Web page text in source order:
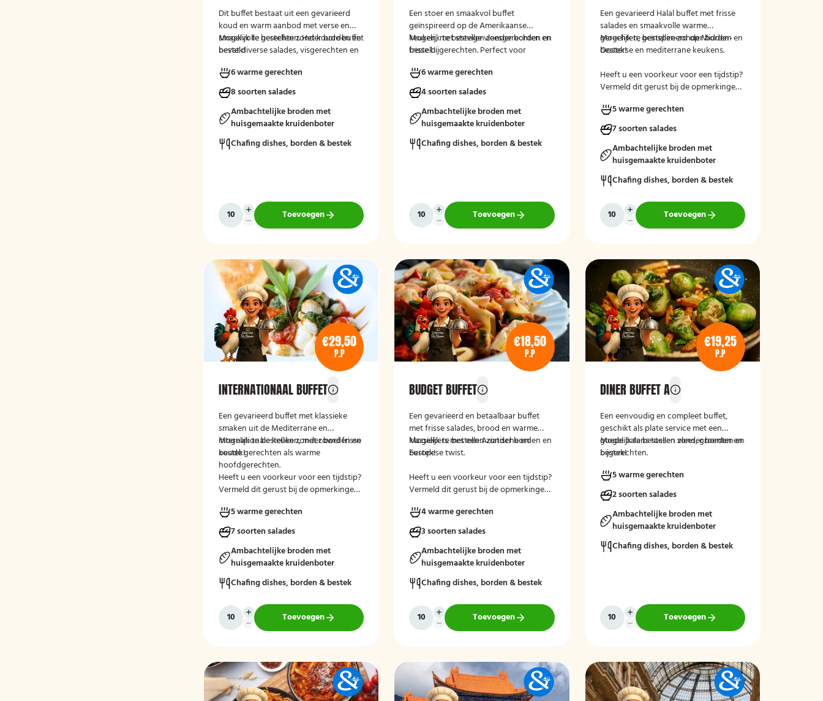
Dit buffet bestaat uit een gevarieerd
koud en warm aanbod met verse en
smaakvolle gerechten. Het koude buffet
bevat diverse salades, visgerechten en
een fruitsalade. Het warme buffet biedt
vlees-, vis- en groentegerechten zoals
eendenborst, gamba’s, biefstukreepjes
en buikspek, geserveerd met
bijgerechten zoals gewokte groenten
en aardappeltjes.
Mogelijk te bestellen zonder borden en
bestek!
6 warme gerechten
8 soorten salades
Ambachtelijke broden met
huisgemaakte kruidenboter
Chafing dishes, borden & bestek
Toevoegen
Een stoer en smaakvol buffet
geïnspireerd op de Amerikaanse
keuken, met stevige vleesgerechten en
frisse bijgerechten. Perfect voor
Mogelijk te bestellen zonder borden en
bestek!
6 warme gerechten
4 soorten salades
Ambachtelijke broden met
huisgemaakte kruidenboter
Chafing dishes, borden & bestek
Toevoegen
Een gevarieerd Halal buffet met frisse
salades en smaakvolle warme
gerechten, geïnspireerd op Midden-
Oosterse en mediterrane keukens.
Mogelijk te bestellen zonder borden en
bestek!
Heeft u een voorkeur voor een tijdstip?
Vermeld dit gerust bij de opmerkingen
5 warme gerechten
7 soorten salades
Ambachtelijke broden met
huisgemaakte kruidenboter
Chafing dishes, borden & bestek
Toevoegen
€29,50
P.P
INTERNATIONAAL BUFFET
Een gevarieerd buffet met klassieke
smaken uit de Mediterrane en
internationale keuken, met zowel frisse
koude gerechten als warme
hoofdgerechten.
Mogelijk te bestellen zonder borden en
bestek!
Heeft u een voorkeur voor een tijdstip?
Vermeld dit gerust bij de opmerkingen
5 warme gerechten
7 soorten salades
Ambachtelijke broden met
huisgemaakte kruidenboter
Chafing dishes, borden & bestek
Toevoegen
€18,50
P.P
BUDGET BUFFET
Een gevarieerd en betaalbaar buffet
met frisse salades, brood en warme
klassiekers met een Aziatische en
Europese twist.
Mogelijk te bestellen zonder borden en
bestek!
Heeft u een voorkeur voor een tijdstip?
Vermeld dit gerust bij de opmerkingen
4 warme gerechten
3 soorten salades
Ambachtelijke broden met
huisgemaakte kruidenboter
Chafing dishes, borden & bestek
Toevoegen
€19,25
P.P
DINER BUFFET A
Een eenvoudig en compleet buffet,
geschikt als plate service met een
goede balans tussen vlees, groenten en
bijgerechten.
Mogelijk te bestellen zonder borden en
bestek!
5 warme gerechten
2 soorten salades
Ambachtelijke broden met
huisgemaakte kruidenboter
Chafing dishes, borden & bestek
Toevoegen